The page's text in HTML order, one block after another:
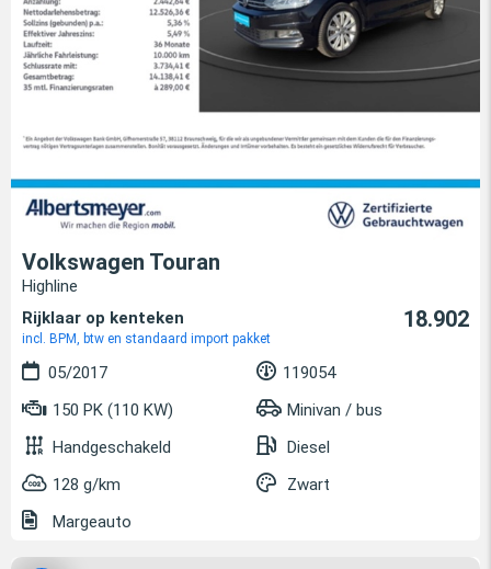
Volkswagen Touran
Highline
Rijklaar op kenteken
incl. BPM, btw en standaard import pakket
18.902
05/2017
119054
150 PK (110 KW)
Minivan / bus
Handgeschakeld
Diesel
128 g/km
Zwart
Margeauto